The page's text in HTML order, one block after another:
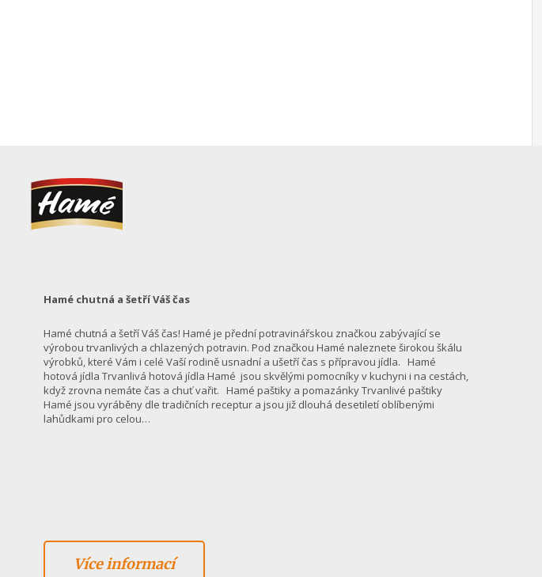
Hamé chutná a šetří Váš čas
Hamé chutná a šetří Váš čas! Hamé je přední potravinářskou značkou zabývající se
výrobou trvanlivých a chlazených potravin. Pod značkou Hamé naleznete širokou škálu
výrobků, které Vám i celé Vaší rodině usnadní a ušetří čas s přípravou jídla. Hamé
hotová jídla Trvanlivá hotová jídla Hamé jsou skvělými pomocníky v kuchyni i na cestách,
když zrovna nemáte čas a chuť vařit. Hamé paštiky a pomazánky Trvanlivé paštiky
Hamé jsou vyráběny dle tradičních receptur a jsou již dlouhá desetiletí oblíbenými
lahůdkami pro celou…
Více informací